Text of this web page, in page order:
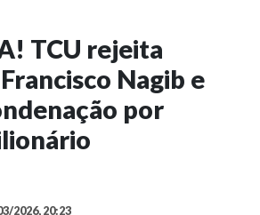
TCU rejeita
Nagib e
por
2026, 20:23